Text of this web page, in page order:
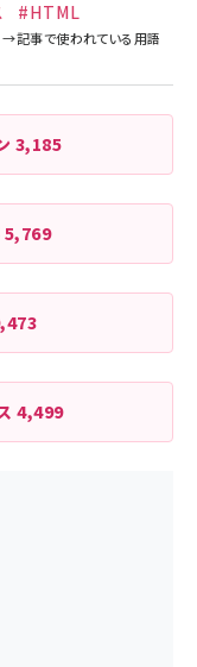
#HTML
3,185
5,769
4,499